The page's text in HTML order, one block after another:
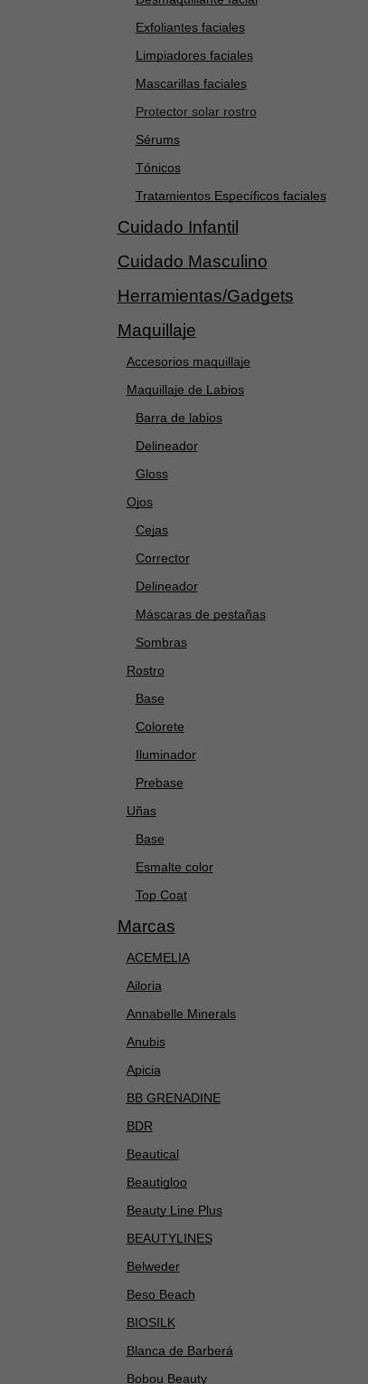
Exfoliantes faciales
Limpiadores faciales
Mascarillas faciales
Protector solar rostro
Sérums
Tónicos
Tratamientos Específicos faciales
Cuidado Infantil
Cuidado Masculino
Herramientas/Gadgets
Maquillaje
Accesorios maquillaje
Maquillaje de Labios
Barra de labios
Delineador
Gloss
Ojos
Cejas
Corrector
Delineador
Máscaras de pestañas
Sombras
Rostro
Base
Colorete
Iluminador
Prebase
Uñas
Base
Esmalte color
Top Coat
Marcas
ACEMELIA
Ailoria
Annabelle Minerals
Anubis
Apicia
BB GRENADINE
BDR
Beautical
Beautigloo
Beauty Line Plus
BEAUTYLINES
Belweder
Beso Beach
BIOSILK
Blanca de Barberá
Bobou Beauty